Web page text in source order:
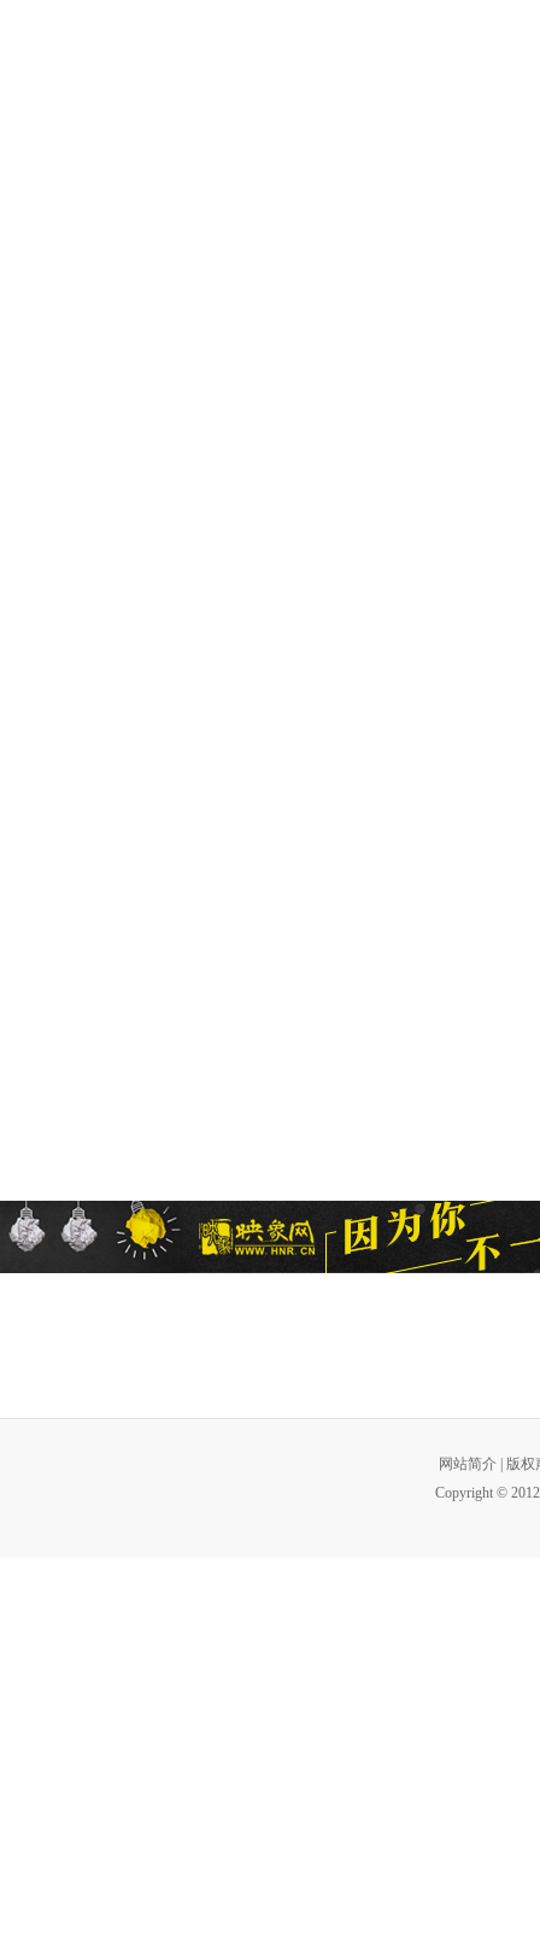
网站简介
版权
Copyright ©